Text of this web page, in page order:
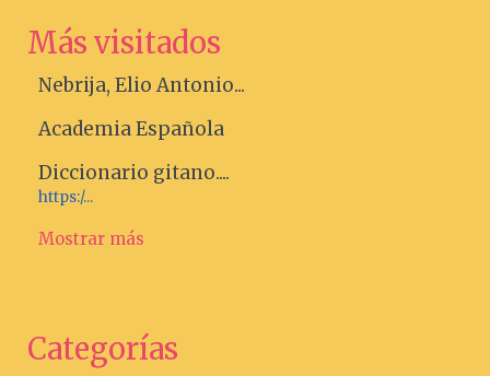
Más visitados
Nebrija, Elio Antonio...
Academia Española
Diccionario gitano....
https:/...
Mostrar más
Categorías